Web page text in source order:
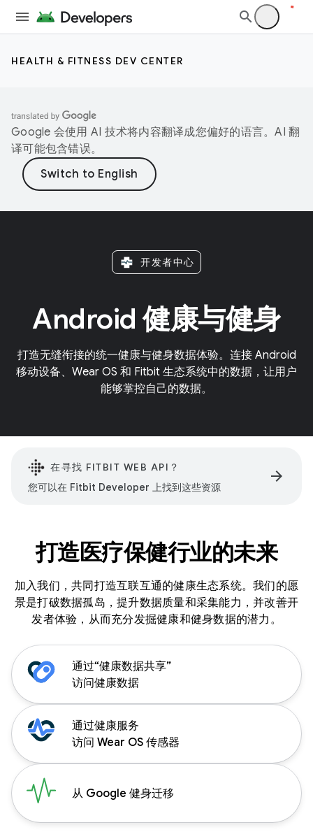
HEALTH & FITNESS DEV CENTER
Google 会使用 AI 技术将内容翻译成您偏好的语言。AI 翻
译可能包含错误。
开发者中心
Android 健康与健身
打造无缝衔接的统一健康与健身数据体验。连接 Android
移动设备、Wear OS 和 Fitbit 生态系统中的数据，让用户
能够掌控自己的数据。
在寻找 FITBIT WEB API？
您可以在 Fitbit Developer 上找到这些资源
arrow_forward
打造医疗保健行业的未来
加入我们，共同打造互联互通的健康生态系统。我们的愿
景是打破数据孤岛，提升数据质量和采集能力，并改善开
发者体验，从而充分发掘健康和健身数据的潜力。
通过“健康数据共享”
访问健康数据
通过健康服务
访问 Wear OS 传感器
从 Google 健身迁移